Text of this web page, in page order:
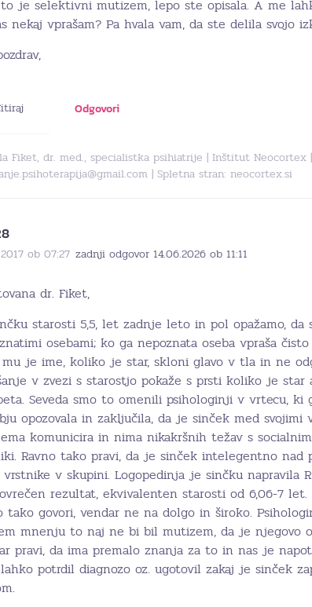
je selektivni mutizem, lepo ste opisala. A me
nekaj vprašam? Pa hvala vam, da ste delila svojo
Odgovori
Fiket, dr. med., specialistka psihiatrije | Inštitut
| Spletna stran: neocortex.si
ob 07:27 zadnji odgovor 14.06.2026 ob 11:11
dr. Fiket,
starosti 5,5, let zadnje leto in pol opažamo, da
osebami; ko ga nepoznata oseba vpraša
je ime, koliko je star, skloni glavo v tla in ne
v zvezi s starostjo pokaže s prsti koliko je
Seveda smo to omenili psihologinji v vrtecu, ki
opozovala in zaključila, da je sinček med svojimi
komunicira in nima nikakršnih težav s
Ravno tako pravi, da je sinček intelegentno nad
vrstnike v skupini. Logopedinja je sinčku napravila
rezultat, ekvivalenten starosti od 6,06-7
tako govori, vendar ne na dolgo in široko.
mnenju to naj ne bi bil mutizem, da je njegovo
pravi, da ima premalo znanja za to in nas je
potrdil diagnozo oz. ugotovil zakaj je sinček